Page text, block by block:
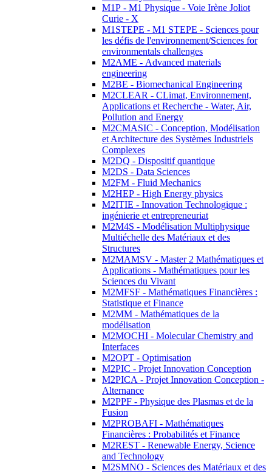
M1P - M1 Physique - Voie Irène Joliot
Curie - X
M1STEPE - M1 STEPE - Sciences pour
les défis de l'environnement/Sciences for
environmentals challenges
M2AME - Advanced materials
engineering
M2BE - Biomechanical Engineering
M2CLEAR - CLimat, Environnement,
Applications et Recherche - Water, Air,
Pollution and Energy
M2CMASIC - Conception, Modélisation
et Architecture des Systèmes Industriels
Complexes
M2DQ - Dispositif quantique
M2DS - Data Sciences
M2FM - Fluid Mechanics
M2HEP - High Energy physics
M2ITIE - Innovation Technologique :
ingénierie et entrepreneuriat
M2M4S - Modélisation Multiphysique
Multiéchelle des Matériaux et des
Structures
M2MAMSV - Master 2 Mathématiques et
Applications - Mathématiques pour les
Sciences du Vivant
M2MFSF - Mathématiques Financières :
Statistique et Finance
M2MM - Mathématiques de la
modélisation
M2MOCHI - Molecular Chemistry and
Interfaces
M2OPT - Optimisation
M2PIC - Projet Innovation Conception
M2PICA - Projet Innovation Conception -
Alternance
M2PPF - Physique des Plasmas et de la
Fusion
M2PROBAFI - Mathématiques
Financières : Probabilités et Finance
M2REST - Renewable Energy, Science
and Technology
M2SMNO - Sciences des Matériaux et des